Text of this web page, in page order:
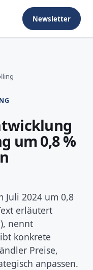
Newsletter
um 0,8 %
Juli 2024 um 0,8
erläutert
nennt
konkrete
Preise,
anpassen.